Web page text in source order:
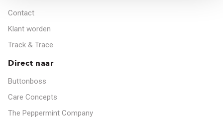
Contact
Klant worden
Track & Trace
Direct naar
Buttonboss
Care Concepts
The Peppermint Company